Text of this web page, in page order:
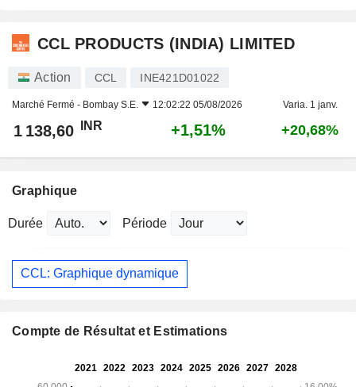
CCL PRODUCTS (INDIA) LIMITED
Action CCL INE421D01022
Marché Fermé - Bombay S.E. 12:02:22 05/08/2026 Varia. 1 janv.
1 138,60 INR +1,51% +20,68%
Graphique
Durée Période
CCL: Graphique dynamique
Compte de Résultat et Estimations